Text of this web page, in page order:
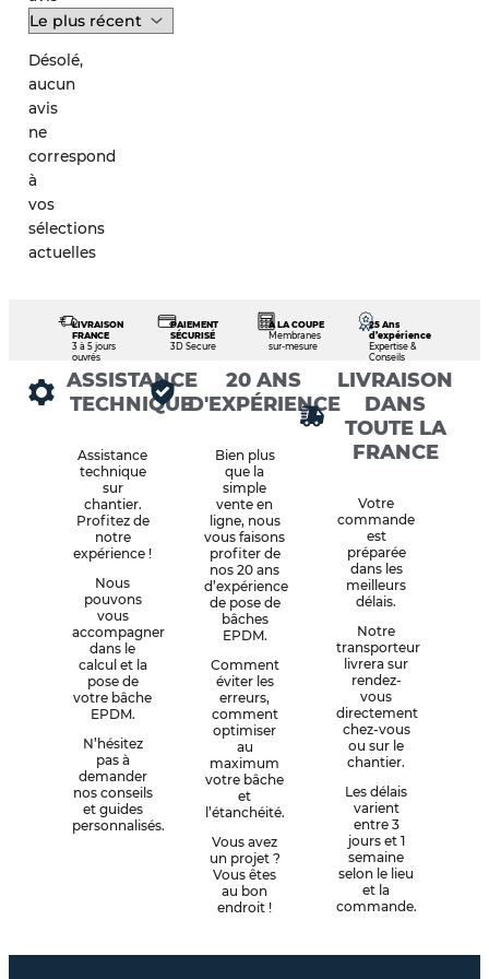
Désolé,
aucun
avis
ne
correspond
à
vos
sélections
actuelles
LIVRAISON
FRANCE
3 à 5 jours
ouvrés
PAIEMENT
SÉCURISÉ
3D Secure
À LA COUPE
Membranes
sur-mesure
25 Ans
d’expérience
Expertise &
Conseils
ASSISTANCE
TECHNIQUE
Assistance
technique
sur
chantier.
Profitez de
notre
expérience !
Nous
pouvons
vous
accompagner
dans le
calcul et la
pose de
votre bâche
EPDM.
N’hésitez
pas à
demander
nos conseils
et guides
personnalisés.
20 ANS
D'EXPÉRIENCE
Bien plus
que la
simple
vente en
ligne, nous
vous faisons
profiter de
nos 20 ans
d’expérience
de pose de
bâches
EPDM.
Comment
éviter les
erreurs,
comment
optimiser
au
maximum
votre bâche
et
l’étanchéité.
Vous avez
un projet ?
Vous êtes
au bon
endroit !
LIVRAISON
DANS
TOUTE LA
FRANCE
Votre
commande
est
préparée
dans les
meilleurs
délais.
Notre
transporteur
livrera sur
rendez-
vous
directement
chez-vous
ou sur le
chantier.
Les délais
varient
entre 3
jours et 1
semaine
selon le lieu
et la
commande.